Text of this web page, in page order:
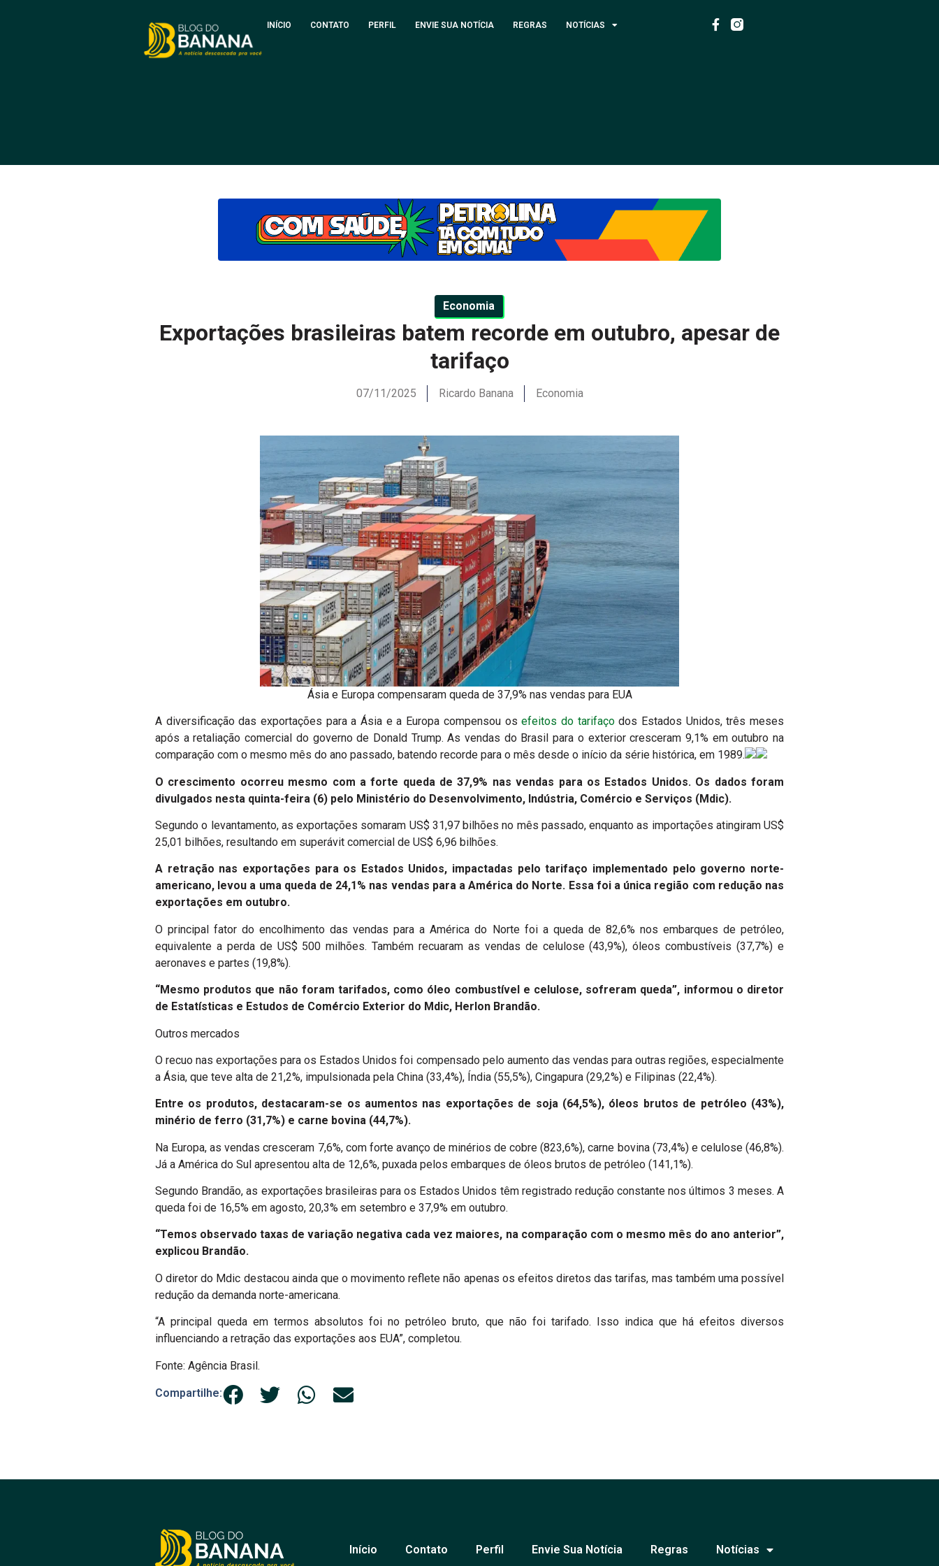
INÍCIO CONTATO PERFIL ENVIE SUA NOTÍCIA REGRAS NOTÍCIAS
Economia
Exportações brasileiras batem recorde em outubro, apesar de
tarifaço
07/11/2025 Ricardo Banana Economia
Ásia e Europa compensaram queda de 37,9% nas vendas para EUA
A diversificação das exportações para a Ásia e a Europa compensou osefeitos do tarifaçodos Estados Unidos, três meses
após a retaliação comercial do governo de Donald Trump. As vendas do Brasil para o exterior cresceram 9,1% em outubro na
comparação com o mesmo mês do ano passado, batendo recorde para o mês desde o início da série histórica, em 1989.
O crescimento ocorreu mesmo com a forte queda de 37,9% nas vendas para os Estados Unidos. Os dados foram
divulgados nesta quinta-feira (6) pelo Ministério do Desenvolvimento, Indústria, Comércio e Serviços (Mdic).
Segundo o levantamento, as exportações somaram US$ 31,97 bilhões no mês passado, enquanto as importações atingiram US$
25,01 bilhões, resultando em superávit comercial de US$ 6,96 bilhões.
A retração nas exportações para os Estados Unidos, impactadas pelo tarifaço implementado pelo governo norte-
americano, levou a uma queda de 24,1% nas vendas para a América do Norte. Essa foi a única região com redução nas
exportações em outubro.
O principal fator do encolhimento das vendas para a América do Norte foi a queda de 82,6% nos embarques de petróleo,
equivalente a perda de US$ 500 milhões. Também recuaram as vendas de celulose (43,9%), óleos combustíveis (37,7%) e
aeronaves e partes (19,8%).
“Mesmo produtos que não foram tarifados, como óleo combustível e celulose, sofreram queda”, informou o diretor
de Estatísticas e Estudos de Comércio Exterior do Mdic, Herlon Brandão.
Outros mercados
O recuo nas exportações para os Estados Unidos foi compensado pelo aumento das vendas para outras regiões, especialmente
a Ásia, que teve alta de 21,2%, impulsionada pela China (33,4%), Índia (55,5%), Cingapura (29,2%) e Filipinas (22,4%).
Entre os produtos, destacaram-se os aumentos nas exportações de soja (64,5%), óleos brutos de petróleo (43%),
minério de ferro (31,7%) e carne bovina (44,7%).
Na Europa, as vendas cresceram 7,6%, com forte avanço de minérios de cobre (823,6%), carne bovina (73,4%) e celulose (46,8%).
Já a América do Sul apresentou alta de 12,6%, puxada pelos embarques de óleos brutos de petróleo (141,1%).
Segundo Brandão, as exportações brasileiras para os Estados Unidos têm registrado redução constante nos últimos 3 meses. A
queda foi de 16,5% em agosto, 20,3% em setembro e 37,9% em outubro.
“Temos observado taxas de variação negativa cada vez maiores, na comparação com o mesmo mês do ano anterior”,
explicou Brandão.
O diretor do Mdic destacou ainda que o movimento reflete não apenas os efeitos diretos das tarifas, mas também uma possível
redução da demanda norte-americana.
“A principal queda em termos absolutos foi no petróleo bruto, que não foi tarifado. Isso indica que há efeitos diversos
influenciando a retração das exportações aos EUA”, completou.
Fonte: Agência Brasil.
Compartilhe:
Início Contato Perfil Envie Sua Notícia Regras Notícias